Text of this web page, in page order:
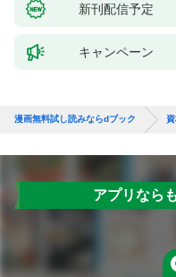
新刊配信予定
キャンペーン
漫画無料試し読みならdブック
アプリなら